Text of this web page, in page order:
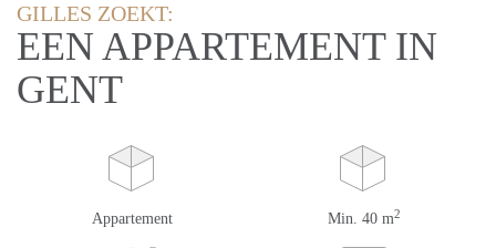
GILLES ZOEKT:
EEN APPARTEMENT IN
GENT
Appartement Min. 40 m2